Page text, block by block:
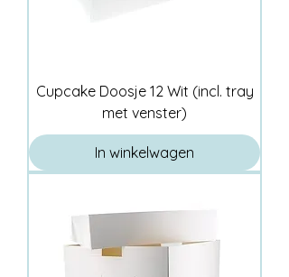
Cupcake Doosje 12 Wit (incl. tray
met venster)
In winkelwagen